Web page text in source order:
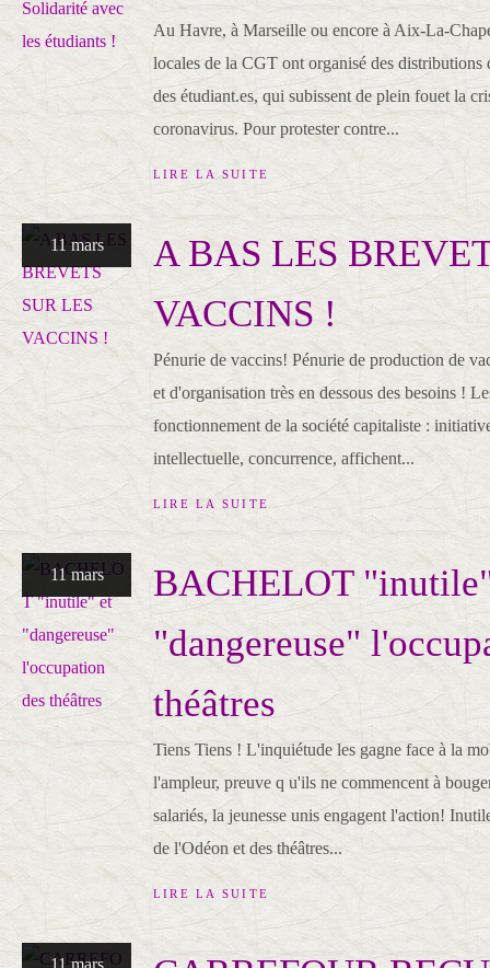
Au Havre, à Marseille ou encore à Aix-La-
locales de la CGT ont organisé des distributions
des étudiant.es, qui subissent de plein fouet la
coronavirus. Pour protester contre...
LIRE LA SUITE
11 mars
A BAS LES
VACCINS !
Pénurie de vaccins! Pénurie de production de
et d'organisation très en dessous des besoins !
fonctionnement de la société capitaliste :
intellectuelle, concurrence, affichent...
LIRE LA SUITE
11 mars
BACHELOT
"dangereuse"
théâtres
Tiens Tiens ! L'inquiétude les gagne face à la
l'ampleur, preuve q u'ils ne commencent à
salariés, la jeunesse unis engagent l'action!
de l'Odéon et des théâtres...
LIRE LA SUITE
11 mars